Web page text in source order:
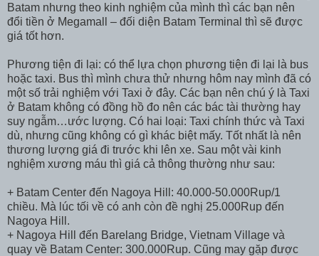
Batam nhưng theo kinh nghiệm của mình thì các bạn nên
đổi tiền ở Megamall – đối diện Batam Terminal thì sẽ được
giá tốt hơn.
Phương tiện đi lại: có thể lựa chọn phương tiện đi lại là bus
hoặc taxi. Bus thì mình chưa thử nhưng hôm nay mình đã có
một số trải nghiệm với Taxi ở đây. Các bạn nên chú ý là Taxi
ở Batam không có đồng hồ đo nên các bác tài thường hay
suy ngẫm…ước lượng. Có hai loại: Taxi chính thức và Taxi
dù, nhưng cũng không có gì khác biệt mấy. Tốt nhất là nên
thương lượng giá đi trước khi lên xe. Sau một vài kinh
nghiệm xương máu thì giá cả thông thường như sau:
+ Batam Center đến Nagoya Hill: 40.000-50.000Rup/1
chiều. Mà lúc tối về có anh còn đề nghị 25.000Rup đến
Nagoya Hill.
+ Nagoya Hill đến Barelang Bridge, Vietnam Village và
quay về Batam Center: 300.000Rup. Cũng may gặp được